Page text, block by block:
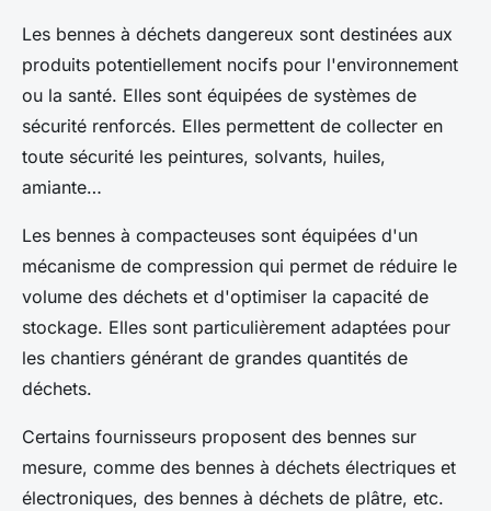
Les bennes à déchets dangereux sont destinées aux
produits potentiellement nocifs pour l'environnement
ou la santé. Elles sont équipées de systèmes de
sécurité renforcés. Elles permettent de collecter en
toute sécurité les peintures, solvants, huiles,
amiante…
Les bennes à compacteuses sont équipées d'un
mécanisme de compression qui permet de réduire le
volume des déchets et d'optimiser la capacité de
stockage. Elles sont particulièrement adaptées pour
les chantiers générant de grandes quantités de
déchets.
Certains fournisseurs proposent des bennes sur
mesure, comme des bennes à déchets électriques et
électroniques, des bennes à déchets de plâtre, etc.